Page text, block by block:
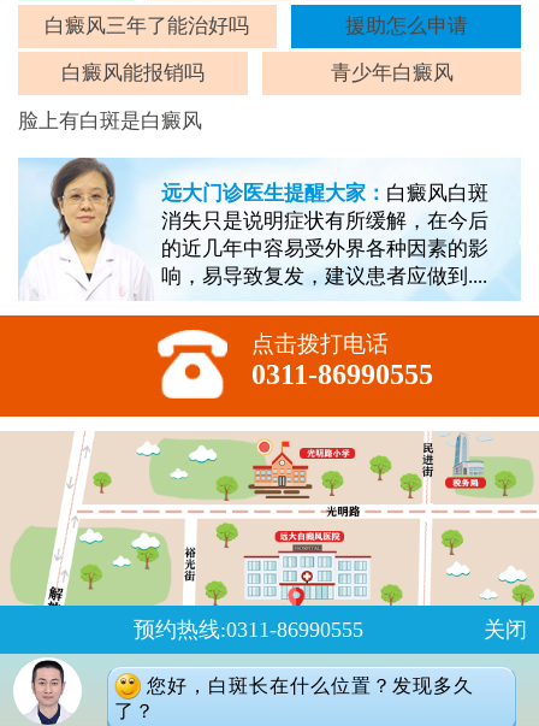
斑
白癜风三年了能治好吗 援助怎么申请
白癜风能报销吗 青少年白癜风
脸上有白斑是白癜风
远大门诊医生提醒大家： 白癜风白斑
消失只是说明症状有所缓解，在今后
的近几年中容易受外界各种因素的影
响，易导致复发，建议患者应做到....
点击拨打电话
0311-86990555
预约热线:0311-86990555 关闭
您好，白斑长在什么位置？发现多久
了？